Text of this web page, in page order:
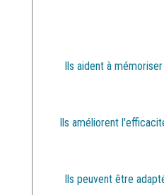
Ils aident à
Ils améliorent
Ils peuvent être